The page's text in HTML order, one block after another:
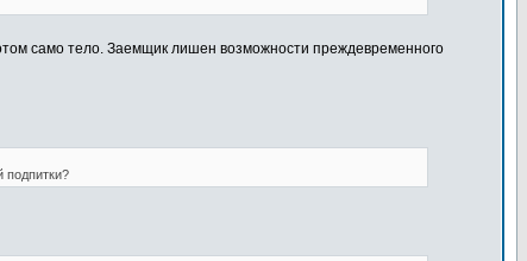
само тело. Заемщик лишен возможности преждевременного
подпитки?